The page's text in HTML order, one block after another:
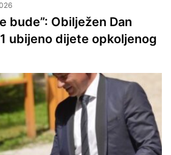
bude”: Obilježen Dan
ubijeno dijete opkoljenog